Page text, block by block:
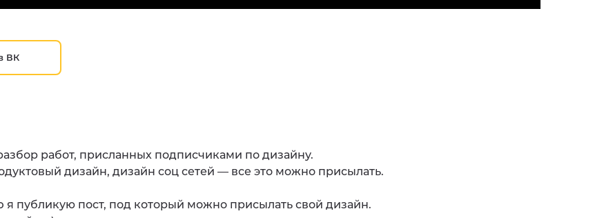
ВК
работ, присланных подписчиками по дизайну.
дизайн, дизайн соц сетей — все это можно присылать.
я публикую пост, под который можно присылать свой дизайн.